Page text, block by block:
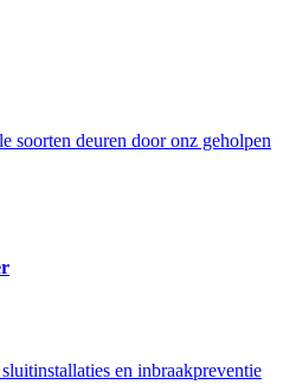
soorten deuren door onz geholpen
en inbraakpreventie